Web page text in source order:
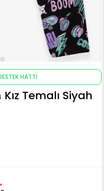
HATTI
Temalı Siyah